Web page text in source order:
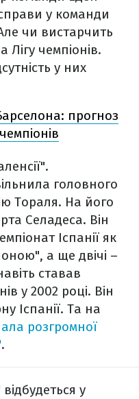
у команди
чи вистарчить
чемпіонів.
у них
прогноз
головного
Тораля. На його
Селадеса. Він
Іспанії як
а ще двічі –
ставав
у 2002 році. Він
Іспанії. Та на
розгромної
.
у